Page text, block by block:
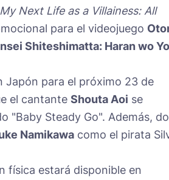
My Next Life as a Villainess: All
para el videojuego
Shiteshimatta: Haran wo
Japón para el próximo 23 de
el cantante Shouta Aoi se
"Baby Steady Go". Además,
Namikawa como el pirata
física estará disponible en